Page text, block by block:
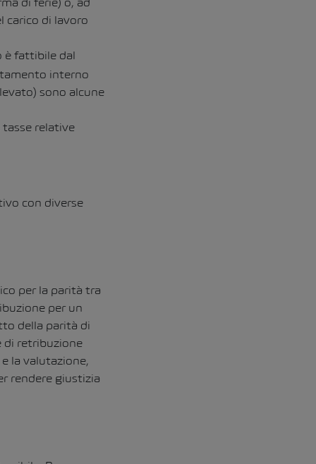
carico di lavoro
è fattibile dal
interno
sono alcune
relative
con diverse
per la parità tra
per un
della parità di
di retribuzione
la valutazione,
rendere giustizia